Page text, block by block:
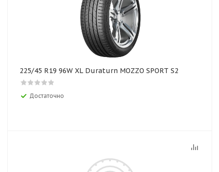
225/45 R19 96W XL Duraturn MOZZO SPORT S2
Достаточно